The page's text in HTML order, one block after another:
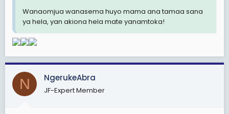
Wanaomjua wanasema huyo mama ana tamaa sana
ya hela, yan akiona hela mate yanamtoka!
N NgerukeAbra
JF-Expert Member